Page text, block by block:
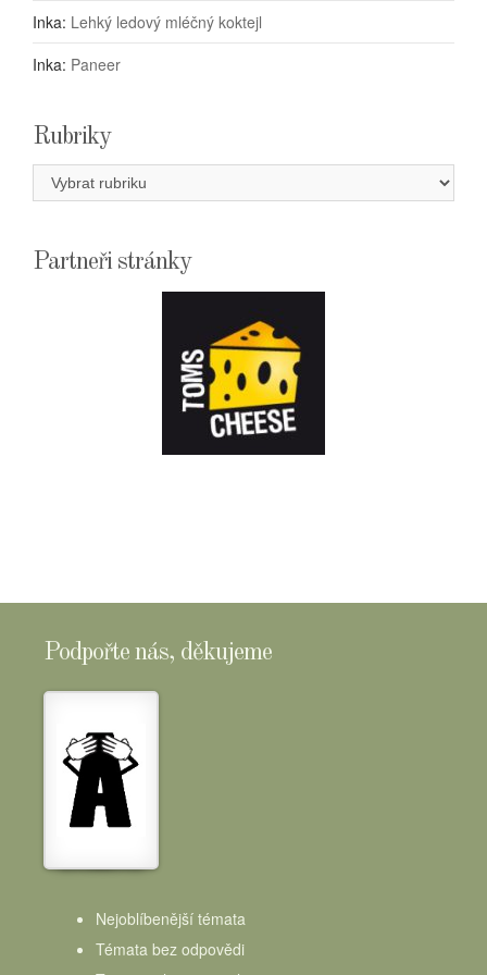
Inka: Lehký ledový mléčný koktejl
Inka: Paneer
Rubriky
Rubriky
Partneři stránky
Podpořte nás, děkujeme
Nejoblíbenější témata
Témata bez odpovědi